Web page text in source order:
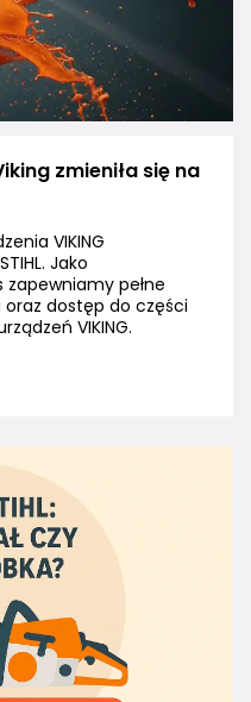
zmieniła się na
VIKING
Jako
pełne
oraz dostęp do części
VIKING.